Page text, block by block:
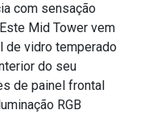
com sensação
Mid Tower vem
de vidro temperado
do seu
de painel frontal
RGB